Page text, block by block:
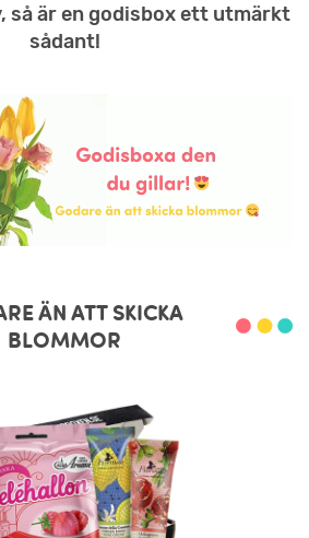
så är en godisbox ett utmärkt
sådant!
ÄN ATT SKICKA
BLOMMOR